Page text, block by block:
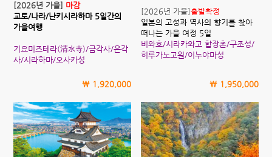
[2026년 가을] 마감
교토/나라/난키시라하마 5일간의
가을여행
기요미즈테라(清水寺)/금각사/은각
사/시라하마/오사카성
\ 1,920,000
[2026년 가을]출발확정
일본의 고성과 역사의 향기를 찾아
떠나는 가을 여정 5일
비와호/시라카와고 합장촌/구조성/
히루가노고원/이누야마성
\ 1,950,000